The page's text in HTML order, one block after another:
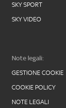
SKY SPORT
SKY VIDEO
Note legali:
GESTIONE COOKIE
COOKIE POLICY
NOTE LEGALI